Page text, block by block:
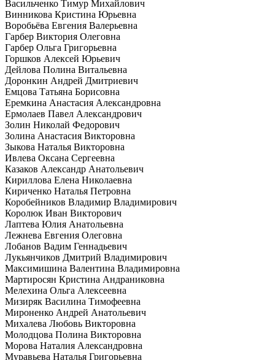
Васильченко Тимур Михайлович
Винникова Кристина Юрьевна
Воробьёва Евгения Валерьевна
Гарбер Виктория Олеговна
Гарбер Ольга Григорьевна
Горшков Алексей Юрьевич
Дейлова Полина Витальевна
Доронкин Андрей Дмитриевич
Емцова Татьяна Борисовна
Еремкина Анастасия Александровна
Ермолаев Павел Александрович
Золин Николай Федорович
Золина Анастасия Викторовна
Зыкова Наталья Викторовна
Ивлева Оксана Сергеевна
Казаков Александр Анатольевич
Кириллова Елена Николаевна
Кириченко Наталья Петровна
Коробейников Владимир Владимирович
Королюк Иван Викторович
Лаптева Юлия Анатольевна
Лежнева Евгения Олеговна
Лобанов Вадим Геннадьевич
Лукьянчиков Дмитрий Владимирович
Максимишина Валентина Владимировна
Мартиросян Кристина Андраниковна
Мелехина Ольга Алексеевна
Мизиряк Василина Тимофеевна
Мироненко Андрей Анатольевич
Михалева Любовь Викторовна
Молодцова Полина Викторовна
Морова Наталия Александровна
Муравьева Наталья Григорьевна